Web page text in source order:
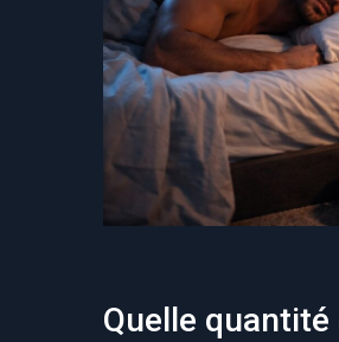
Quelle